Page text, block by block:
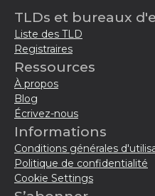
TLDs et bureaux
Liste des TLD
Registraires
Ressources
À propos
Blog
Écrivez-nous
Informations
Conditions générales
Politique de confidentialité
Cookie Settings